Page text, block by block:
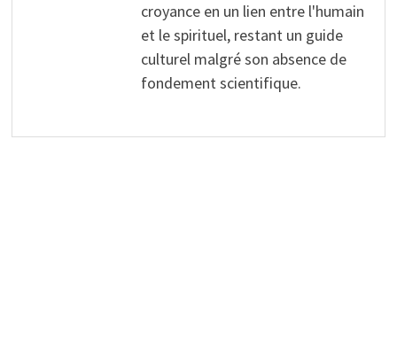
croyance en un lien entre l'humain
et le spirituel, restant un guide
culturel malgré son absence de
fondement scientifique.